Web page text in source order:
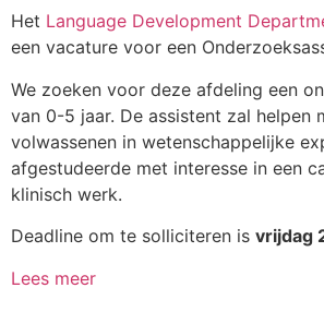
Het Language Development
een vacature voor een
We zoeken voor deze afdeling een
van 0-5 jaar. De assistent zal helpen
volwassenen in wetenschappelijke
afgestudeerde met interesse in een
klinisch werk.
Deadline om te solliciteren is vrijdag
Lees meer